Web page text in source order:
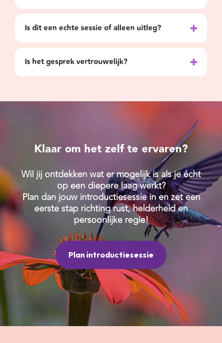
Is dit een echte sessie of alleen uitleg?
Is het gesprek vertrouwelijk?
Klaar om het zelf te ervaren?
Wil jij ontdekken wat er mogelijk is als je écht
op een diepere laag werkt?
Plan dan jouw introductiesessie in en zet een
eerste stap richting rust, helderheid en
persoonlijke regie!
Plan introductiesessie